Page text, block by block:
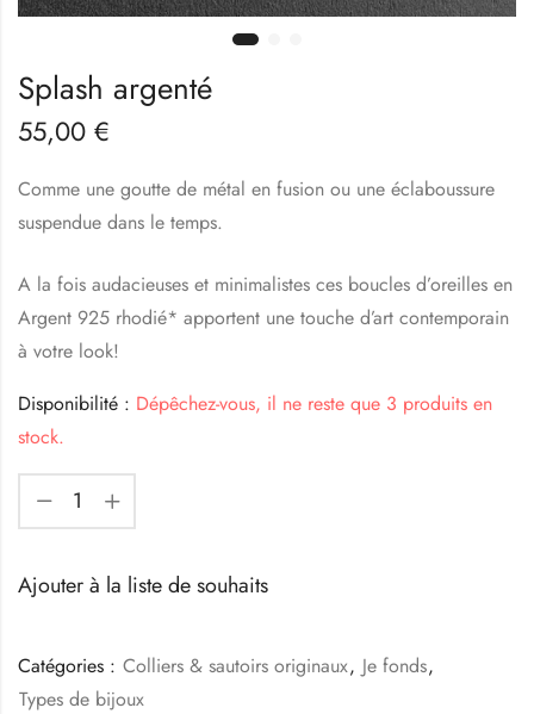
Splash argenté
55,00 €
Comme une goutte de métal en fusion ou une éclaboussure
suspendue dans le temps.
A la fois audacieuses et minimalistes ces boucles d’oreilles en
Argent 925 rhodié* apportent une touche d’art contemporain
à votre look!
Disponibilité : Dépêchez-vous, il ne reste que 3 produits en
stock.
Ajouter à la liste de souhaits
Catégories : Colliers & sautoirs originaux, Je fonds,
Types de bijoux